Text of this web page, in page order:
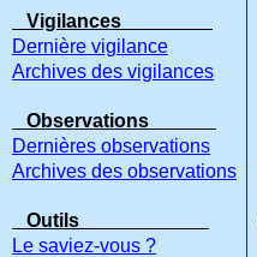
Vigilances
Dernière vigilance
Archives des vigilances
Observations
Dernières observations
Archives des observations
Outils
Le saviez-vous ?